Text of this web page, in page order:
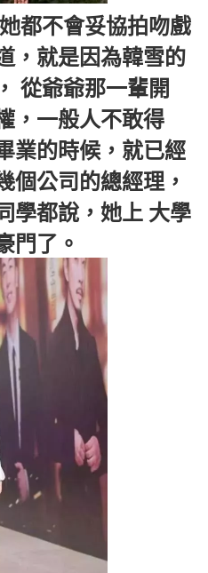
都不會妥協拍吻戲
，就是因為韓雪的
從爺爺那一輩開
，一般人不敢得
業的時候，就已經
個公司的總經理，
學都說，她上 大學
門了。